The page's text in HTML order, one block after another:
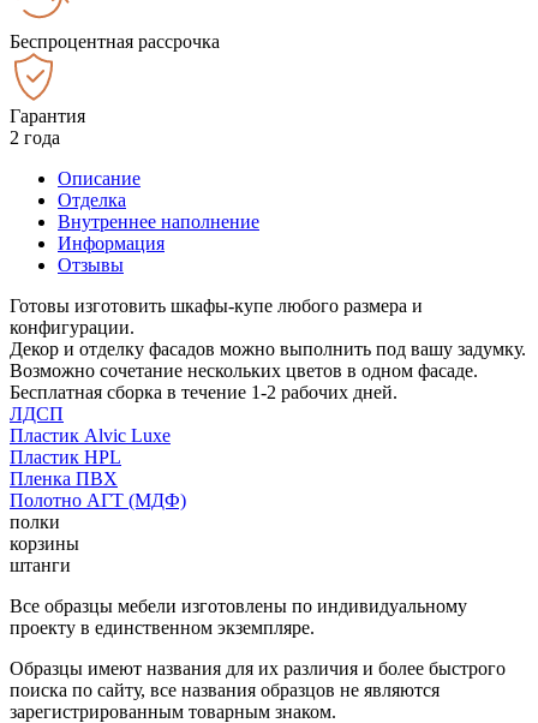
Беспроцентная рассрочка
Гарантия
2 года
Описание
Отделка
Внутреннее наполнение
Информация
Отзывы
Готовы изготовить шкафы-купе любого размера и
конфигурации.
Декор и отделку фасадов можно выполнить под вашу задумку.
Возможно сочетание нескольких цветов в одном фасаде.
Бесплатная сборка в течение 1-2 рабочих дней.
ЛДСП
Пластик Alvic Luxe
Пластик HPL
Пленка ПВХ
Полотно АГТ (МДФ)
полки
корзины
штанги
Все образцы мебели изготовлены по индивидуальному
проекту в единственном экземпляре.
Образцы имеют названия для их различия и более быстрого
поиска по сайту, все названия образцов не являются
зарегистрированным товарным знаком.